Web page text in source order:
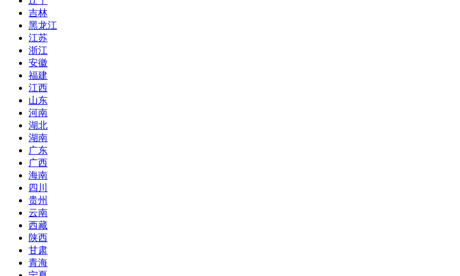
吉林
黑龙江
江苏
浙江
安徽
福建
江西
山东
河南
湖北
湖南
广东
广西
海南
四川
贵州
云南
西藏
陕西
甘肃
青海